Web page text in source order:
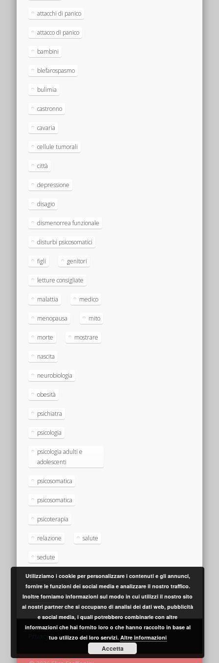
attacchi di panico
attacco di panico
bambini
blefarospasmo
bulimia
castronno
cavaria
cellule tumorali
città
depressione
disagio
dismenorrea funzionale
disturbi psicosomatici
figli genitori
letture consigliate
malattia medico
menopausa mito
morte mostrare
nascita
neurobiologia
obesità
psichiatra
psicologia
psicologia adulti e
adolescenti
psicosomatica
psicosomatica
psicoterapia
relazione salute
sedute
sofferenza
tempo
Privacy Policy
Utilizziamo i cookie per personalizzare i contenuti e gli annunci,
fornire le funzioni dei social media e analizzare il nostro traffico.
Inoltre forniamo informazioni sul modo in cui utilizzi il nostro sito
ai nostri partner che si occupano di analisi dei dati web, pubblicità
e social media, i quali potrebbero combinarle con altre
informazioni che hai fornito loro o che hanno raccolto in base al
tuo utilizzo dei loro servizi. Altre informazioni
Accetta